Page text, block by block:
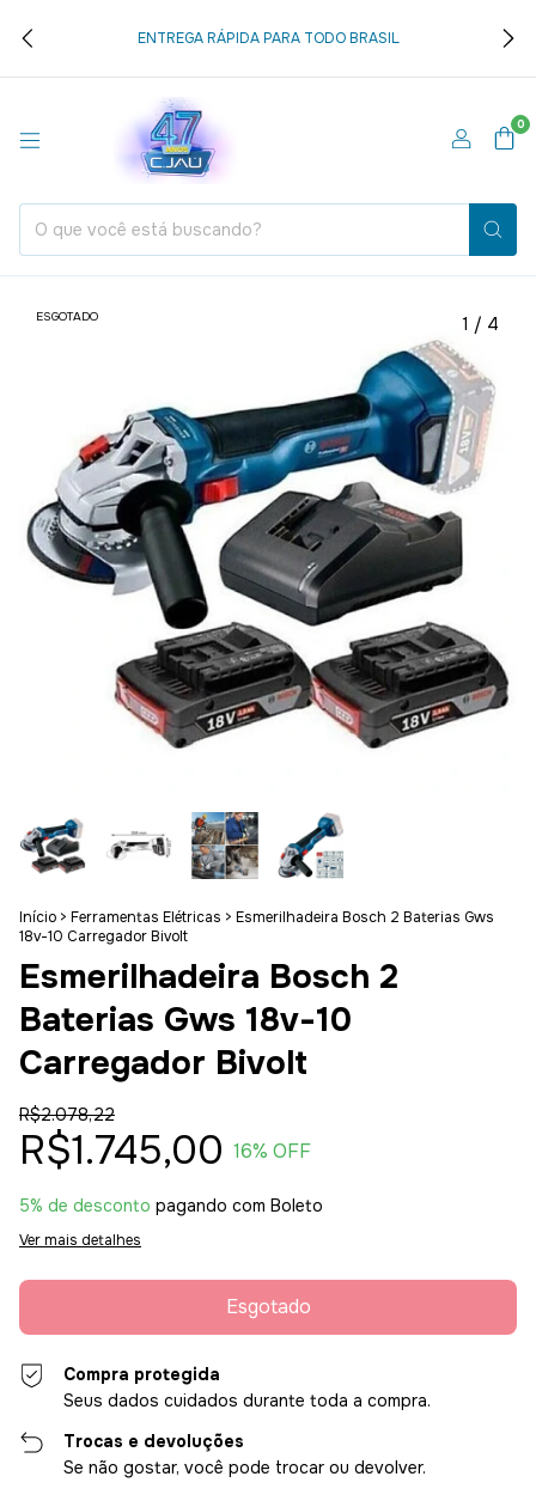
ENTREGA RÁPIDA PARA TODO BRASIL
0
ESGOTADO 1 / 4
Início > Ferramentas Elétricas > Esmerilhadeira Bosch 2 Baterias Gws
18v-10 Carregador Bivolt
Esmerilhadeira Bosch 2
Baterias Gws 18v-10
Carregador Bivolt
R$2.078,22
R$1.745,00 16% OFF
5% de desconto pagando com Boleto
Ver mais detalhes
Compra protegida
Seus dados cuidados durante toda a compra.
Trocas e devoluções
Se não gostar, você pode trocar ou devolver.